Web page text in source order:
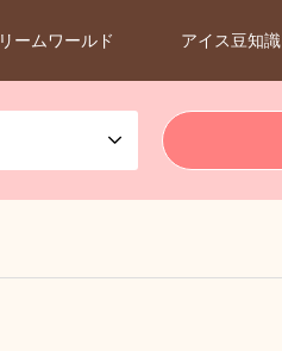
ームワールド アイス豆知識